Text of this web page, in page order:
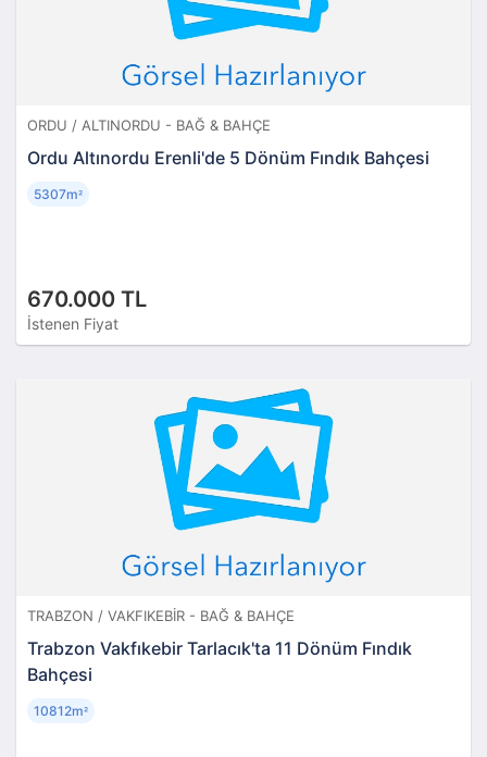
ORDU / ALTINORDU - BAĞ & BAHÇE
Ordu Altınordu Erenli'de 5 Dönüm Fındık Bahçesi
670.000 TL
İstenen Fiyat
5307m²
TRABZON / VAKFIKEBIR - BAĞ & BAHÇE
Trabzon Vakfıkebir Tarlacık'ta 11 Dönüm Fındık
Bahçesi
10812m²